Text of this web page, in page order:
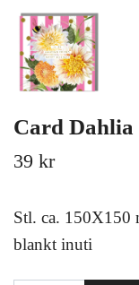
Card Dahlia
39 kr
Stl. ca. 150X150
blankt inuti